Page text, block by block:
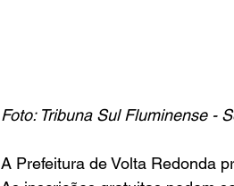
Foto: Tribuna Sul Fluminense -
A Prefeitura de Volta Redonda